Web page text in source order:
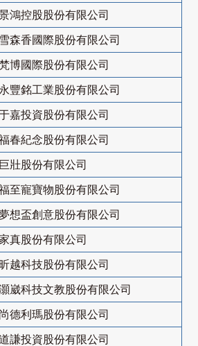
鴻控股股份有限公司
雪森香國際股份有限公司
博國際股份有限公司
永豐銘工業股份有限公司
嘉投資股份有限公司
春紀念股份有限公司
巨壯股份有限公司
至寵寶物股份有限公司
想盃創意股份有限公司
真股份有限公司
昕越科技股份有限公司
崴科技文教股份有限公司
尚德利瑪股份有限公司
謙投資股份有限公司